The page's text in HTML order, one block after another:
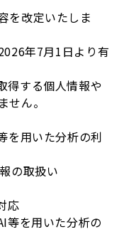
を改定いたしま
年7月1日より有
得する個人情報や
ん。
を用いた分析の利
の取扱い
応
等を用いた分析の